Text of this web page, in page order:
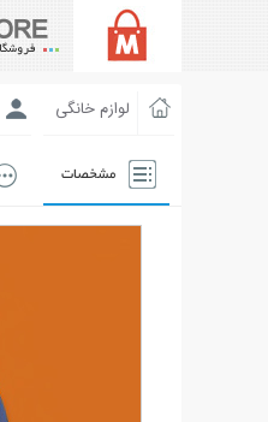
لوازم خانگی
مشخصات